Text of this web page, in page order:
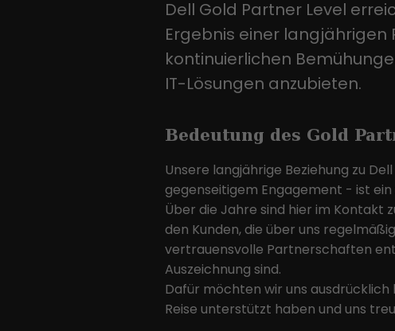
Dell Gold Partner Level
Ergebnis einer
kontinuierlichen
IT-Lösungen anzubieten.
Bedeutung des Gold
Unsere langjährige Beziehung zu
gegenseitigem Engagement - ist
Über die Jahre sind hier im Kontakt
den Kunden, die über uns
vertrauensvolle Partnerschaften
Auszeichnung sind.
Dafür möchten wir uns ausdrücklich
Reise unterstützt haben und uns